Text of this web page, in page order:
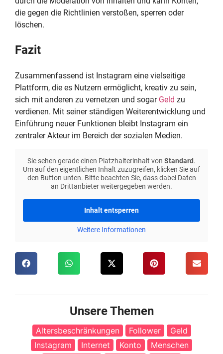
die gegen die Richtlinien verstoßen, sperren oder
löschen.
Fazit
Zusammenfassend ist Instagram eine vielseitige
Plattform, die es Nutzern ermöglicht, kreativ zu sein,
sich mit anderen zu vernetzen und sogar Geld zu
verdienen. Mit seiner ständigen Weiterentwicklung und
Einführung neuer Funktionen bleibt Instagram ein
zentraler Akteur im Bereich der sozialen Medien.
Sie sehen gerade einen Platzhalterinhalt von Standard.
Um auf den eigentlichen Inhalt zuzugreifen, klicken Sie auf
den Button unten. Bitte beachten Sie, dass dabei Daten
an Drittanbieter weitergegeben werden.
Inhalt entsperren
Weitere Informationen
Unsere Themen
Altersbeschränkungen Follower
Geld
Instagram
Internet Konto
Menschen